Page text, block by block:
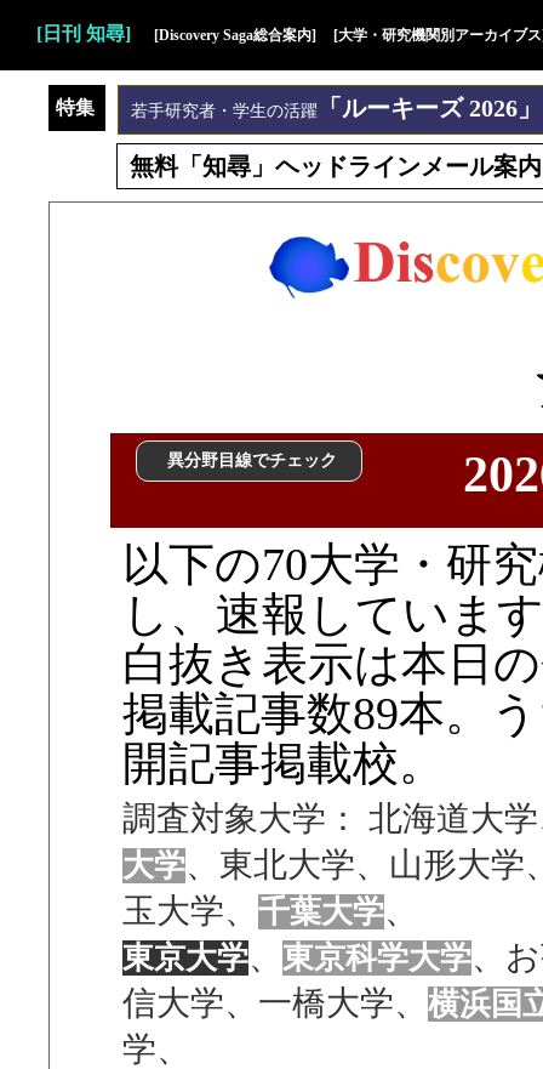
[日刊 知尋] [Discovery Saga総合案内] [大学・研究機関別アーカイブ
特集 若手研究者・学生の活躍 「ルーキーズ 2026」
無料「知尋」ヘッドラインメール案内
異分野目線でチェック
以下の70大学・研
し、速報していま
白抜き表示は本日
掲載記事数89本。
開記事掲載校。
調査対象大学： 北海道大
大学、東北大学、山形大学
玉大学、 千葉大学、
東京大学、 東京科学大学、
信大学、一橋大学、 横浜国
学、